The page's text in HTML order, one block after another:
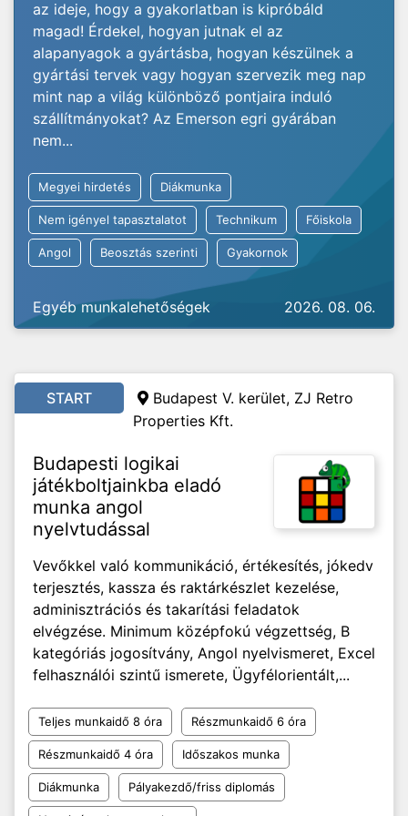
az ideje, hogy a gyakorlatban is kipróbáld
magad! Érdekel, hogyan jutnak el az
alapanyagok a gyártásba, hogyan készülnek a
gyártási tervek vagy hogyan szervezik meg nap
mint nap a világ különböző pontjaira induló
szállítmányokat? Az Emerson egri gyárában
nem...
Megyei hirdetés Diákmunka
Nem igényel tapasztalatot Technikum Főiskola
Angol Beosztás szerinti Gyakornok
Egyéb munkalehetőségek 2026. 08. 06.
START
Budapest V. kerület, ZJ Retro
Properties Kft.
Budapesti logikai
játékboltjainkba eladó
munka angol
nyelvtudással
Vevőkkel való kommunikáció, értékesítés, jókedv
terjesztés, kassza és raktárkészlet kezelése,
adminisztrációs és takarítási feladatok
elvégzése. Minimum középfokú végzettség, B
kategóriás jogosítvány, Angol nyelvismeret, Excel
felhasználói szintű ismerete, Ügyfélorientált,...
Teljes munkaidő 8 óra Részmunkaidő 6 óra
Részmunkaidő 4 óra Időszakos munka
Diákmunka Pályakezdő/friss diplomás